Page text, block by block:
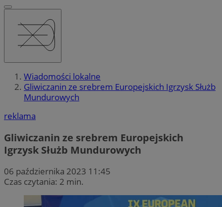
Wiadomości lokalne
Gliwiczanin ze srebrem Europejskich Igrzysk Służb
Mundurowych
reklama
Gliwiczanin ze srebrem Europejskich
Igrzysk Służb Mundurowych
06 października 2023 11:45
Czas czytania: 2 min.